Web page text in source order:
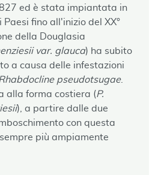
ed è stata impiantata in
fino all'inizio del XX°
della Douglasia
var. glauca) ha subito
a causa delle infestazioni
pseudotsugae.
alla forma costiera (P.
), a partire dalle due
con questa
più ampiamente